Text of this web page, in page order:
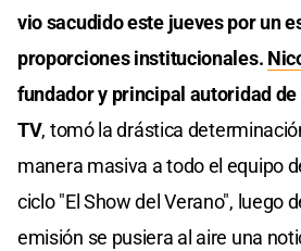
vio sacudido este jueves por un
proporciones institucionales.
fundador y principal autoridad
TV, tomó la drástica
manera masiva a todo el equipo
ciclo "El Show del Verano", luego
emisión se pusiera al aire una